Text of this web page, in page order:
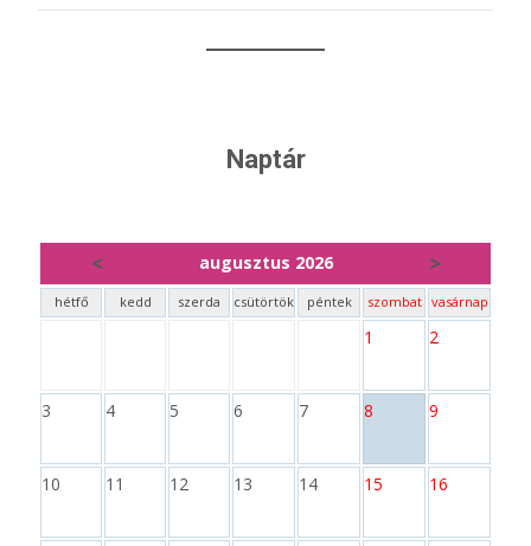
Naptár
< augusztus 2026 >
hétfő kedd szerda csütörtök péntek szombat vasárnap
1 2
3 4 5 6 7 8 9
10 11 12 13 14 15 16